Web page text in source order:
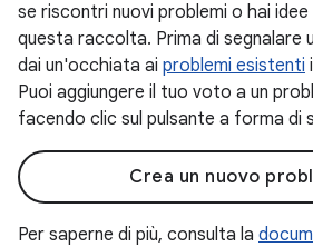
se riscontri nuovi problemi o hai
questa raccolta. Prima di segnalare
dai un'occhiata ai problemi esistenti
Puoi aggiungere il tuo voto a un
facendo clic sul pulsante a forma di
Crea un nuovo
Per saperne di più, consulta la